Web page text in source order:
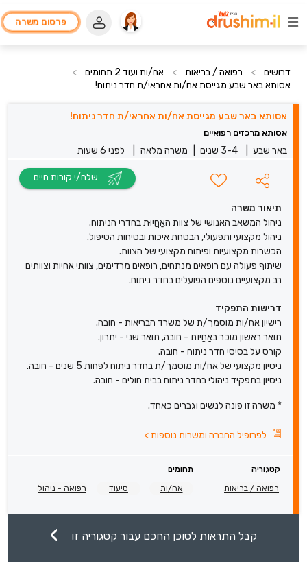
פרסום משרה
דרושים > רפואה / בריאות > אח/ות ועוד 2 תחומים
>
אסותא באר שבע מגייסת אח/ות אחראי/ת חדר ניתוח!
אסותא באר שבע מגייסת אח/ות אחראי/ת חדר ניתוח!
אסותא מרכזים רפואיים
באר שבע 3-4 שנים משרה מלאה לפני 6 שעות
תיאור משרה
ניהול המשאב האנושי של צוות האַחֲיוּת בחדרי הניתוח.
ניהול מקצועי ותפעולי, הבטחת איכות ובטיחות הטיפול.
הכשרות מקצועיות ופיתוח מקצועי של הצוות.
שיתוף פעולה עם רופאים מנתחים, רופאים מרדימים, צוותי אחיות וצוותים
רב מקצועיים נוספים הפועלים בחדר ניתוח.
דרישות התפקיד
רישיון אח/ות מוסמך/ת של משרד הבריאות - חובה.
תואר ראשון מוכר באַחֲיוּת - חובה, תואר שני - יתרון.
קורס על בסיסי חדר ניתוח - חובה.
ניסיון מקצועי של אח/ות מוסמך/ת בחדר ניתוח לפחות 5 שנים - חובה.
ניסיון בתפקיד ניהולי בחדר ניתוח בבית חולים - חובה.
* משרה זו פונה לנשים וגברים כאחד.
לפרופיל החברה ומשרות נוספות>
קטגוריה
תחומים
רפואה / בריאות
אח/ות סיעוד רפואה - ניהול
קבל התראות לסוכן החכם עבור קטגוריה זו